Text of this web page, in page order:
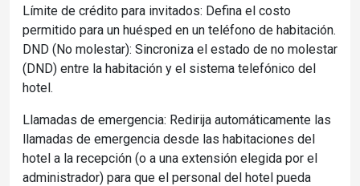
Límite de crédito para invitados: Defina el costo
permitido para un huésped en un teléfono de habitación.
DND (No molestar): Sincroniza el estado de no molestar
(DND) entre la habitación y el sistema telefónico del
hotel.
Llamadas de emergencia: Redirija automáticamente las
llamadas de emergencia desde las habitaciones del
hotel a la recepción (o a una extensión elegida por el
administrador) para que el personal del hotel pueda